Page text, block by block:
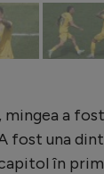
a
fost una
în